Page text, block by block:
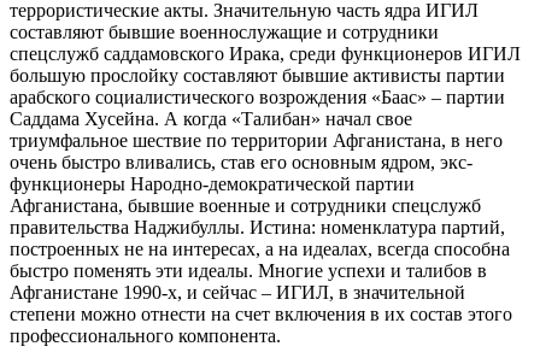
террористические акты. Значительную часть ядра ИГИЛ
составляют бывшие военнослужащие и сотрудники
спецслужб саддамовского Ирака, среди функционеров ИГИЛ
большую прослойку составляют бывшие активисты партии
арабского социалистического возрождения «Баас» – партии
Саддама Хусейна. А когда «Талибан» начал свое
триумфальное шествие по территории Афганистана, в него
очень быстро вливались, став его основным ядром, экс-
функционеры Народно-демократической партии
Афганистана, бывшие военные и сотрудники спецслужб
правительства Наджибуллы. Истина: номенклатура партий,
построенных не на интересах, а на идеалах, всегда способна
быстро поменять эти идеалы. Многие успехи и талибов в
Афганистане 1990-х, и сейчас – ИГИЛ, в значительной
степени можно отнести на счет включения в их состав этого
профессионального компонента.